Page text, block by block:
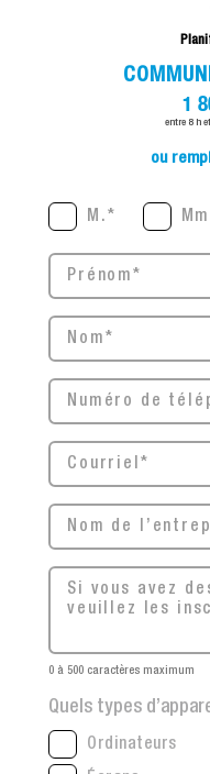
1
entre 8 h
ou
M.*
0 à 500 caractères maximum
Quels types
Ordinateurs